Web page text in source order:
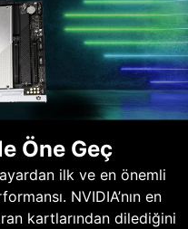
Öne Geç
ilk ve en önemli
NVIDIA’nın en
kartlarından dilediğini